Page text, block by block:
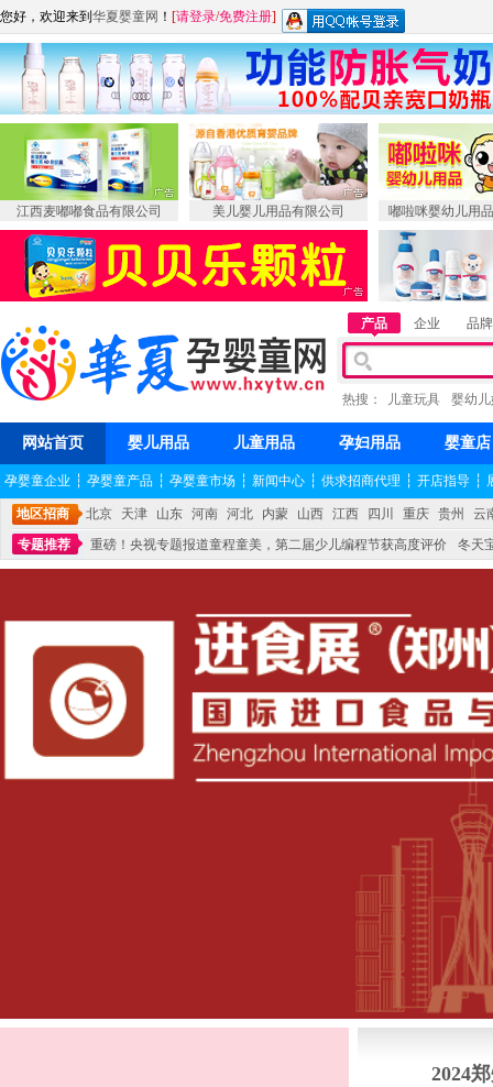
您好，欢迎来到 华夏婴童网 ！ [请登录/免费注册]
江西麦嘟嘟食品有限公司 美儿婴儿用品有限公司 嘟啦咪婴幼儿用
产品 企业 品牌
热搜： 儿童玩具 婴幼
网站首页 婴儿用品 儿童用品 孕妇用品 婴童店
孕婴童企业 ┆ 孕婴童产品 ┆ 孕婴童市场 ┆ 新闻中心 ┆ 供求招商代理 ┆ 开店指导 ┆
地区招商 北京 天津 山东 河南 河北 内蒙 山西 江西 四川 重庆 贵州
云
专题推荐
重磅！央视专题报道童程童美，第二届少儿编程节获高度评价
冬天
不能再单纯地销售产品,而要向增强服务转型,毕竟母婴产品比较特殊。”
妇幼广场
2024